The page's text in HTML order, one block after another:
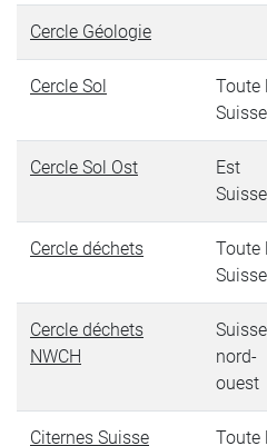
Cercle Géologie
Cercle Sol
Toute
Suisse
Cercle Sol Ost
Est
Suisse
Cercle déchets
Toute
Suisse
Cercle déchets
NWCH
nord-
ouest
Citernes Suisse
Toute